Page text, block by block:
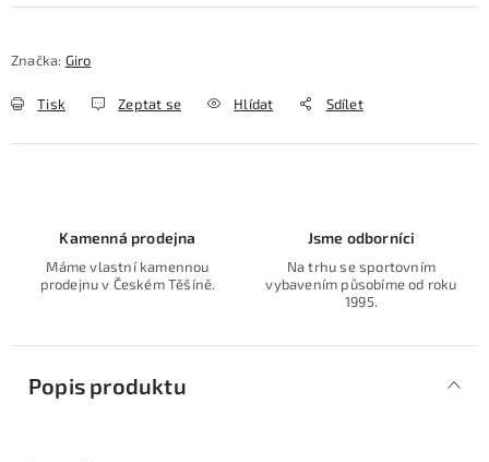
Značka: Giro
Tisk Zeptat se Hlídat Sdílet
Kamenná prodejna
Máme vlastní kamennou
prodejnu v Českém Těšíně.
Jsme odborníci
Na trhu se sportovním
vybavením působíme od roku
1995.
Popis produktu